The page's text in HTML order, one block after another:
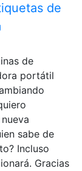
de
de
portátil
sabe de
Incluso
Gracias